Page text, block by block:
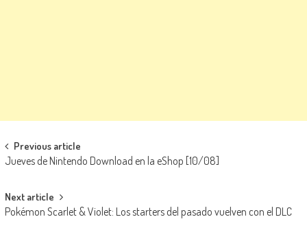
Navegación de entradas
Previous article
Jueves de Nintendo Download en la eShop [10/08]
Next article
Pokémon Scarlet & Violet: Los starters del pasado vuelven con el DLC